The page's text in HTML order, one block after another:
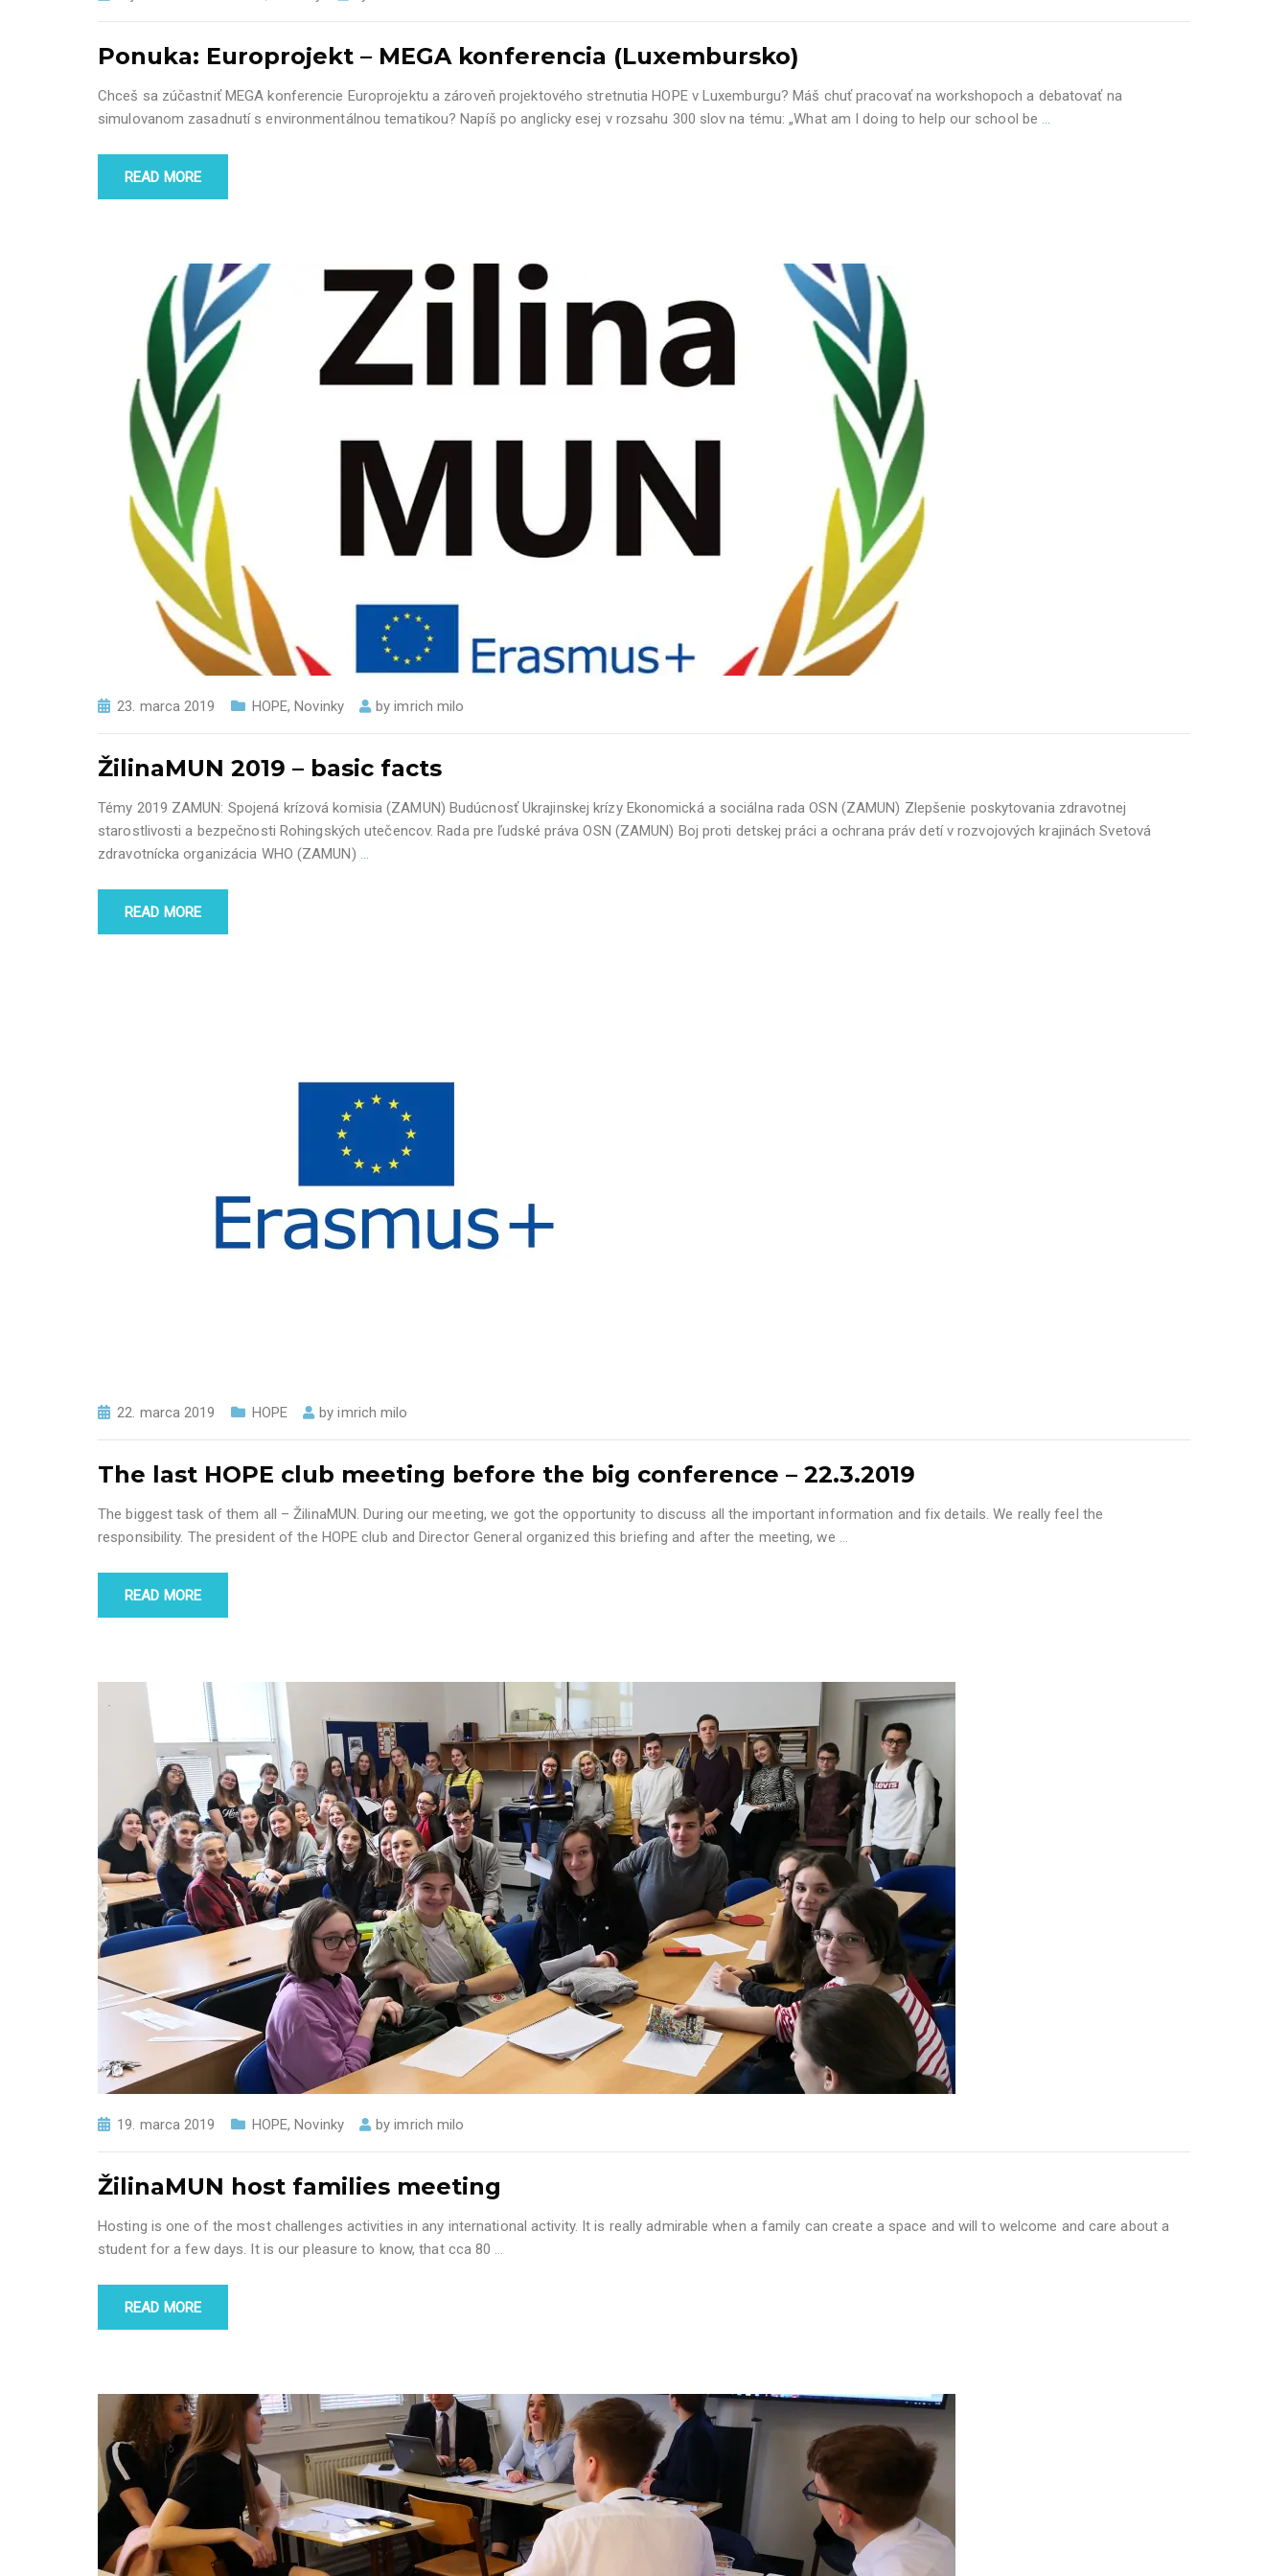
Ponuka: Europrojekt – MEGA konferencia (Luxembursko)
Chceš sa zúčastniť MEGA konferencie Europrojektu a zároveň projektového stretnutia HOPE v Luxemburgu? Máš chuť pracovať na workshopoch a debatovať na
simulovanom zasadnutí s environmentálnou tematikou? Napíš po anglicky esej v rozsahu 300 slov na tému: „What am I doing to help our school be …
READ MORE
23. marca 2019 HOPE,Novinky byimrich milo
ŽilinaMUN 2019 – basic facts
Témy 2019 ZAMUN: Spojená krízová komisia (ZAMUN) Budúcnosť Ukrajinskej krízy Ekonomická a sociálna rada OSN (ZAMUN) Zlepšenie poskytovania zdravotnej
starostlivosti a bezpečnosti Rohingských utečencov. Rada pre ľudské práva OSN (ZAMUN) Boj proti detskej práci a ochrana práv detí v rozvojových krajinách Svetová
zdravotnícka organizácia WHO (ZAMUN) …
READ MORE
22. marca 2019 HOPE byimrich milo
The last HOPE club meeting before the big conference – 22.3.2019
The biggest task of them all – ŽilinaMUN. During our meeting, we got the opportunity to discuss all the important information and fix details. We really feel the
responsibility. The president of the HOPE club and Director General organized this briefing and after the meeting, we …
READ MORE
19. marca 2019 HOPE,Novinky byimrich milo
ŽilinaMUN host families meeting
Hosting is one of the most challenges activities in any international activity. It is really admirable when a family can create a space and will to welcome and care about a
student for a few days. It is our pleasure to know, that cca 80 …
READ MORE